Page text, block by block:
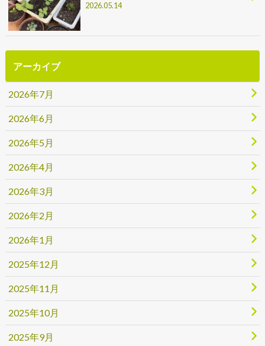
2026.05.14
アーカイブ
2026年7月
2026年6月
2026年5月
2026年4月
2026年3月
2026年2月
2026年1月
2025年12月
2025年11月
2025年10月
2025年9月